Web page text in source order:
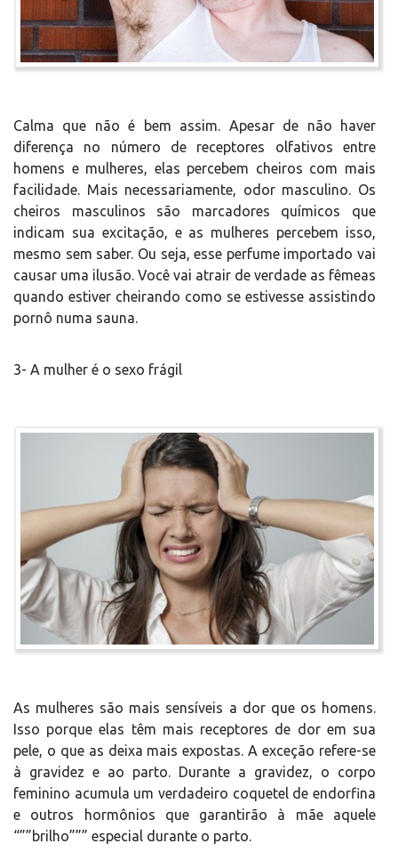
Calma que não é bem assim. Apesar de não haver
diferença no número de receptores olfativos entre
homens e mulheres, elas percebem cheiros com mais
facilidade. Mais necessariamente, odor masculino. Os
cheiros masculinos são marcadores químicos que
indicam sua excitação, e as mulheres percebem isso,
mesmo sem saber. Ou seja, esse perfume importado vai
causar uma ilusão. Você vai atrair de verdade as fêmeas
quando estiver cheirando como se estivesse assistindo
pornô numa sauna.
3- A mulher é o sexo frágil
As mulheres são mais sensíveis a dor que os homens.
Isso porque elas têm mais receptores de dor em sua
pele, o que as deixa mais expostas. A exceção refere-se
à gravidez e ao parto. Durante a gravidez, o corpo
feminino acumula um verdadeiro coquetel de endorfina
e outros hormônios que garantirão à mãe aquele
“””brilho””” especial durante o parto.